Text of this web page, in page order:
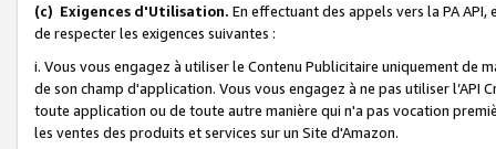
(c) Exigences d'Utilisation. En effectuant des appels vers la PA
de respecter les exigences suivantes :
i. Vous vous engagez à utiliser le Contenu Publicitaire uniquement de
de son champ d'application. Vous vous engagez à ne pas utiliser l’API
toute application ou de toute autre manière qui n'a pas vocation
les ventes des produits et services sur un Site d'Amazon.